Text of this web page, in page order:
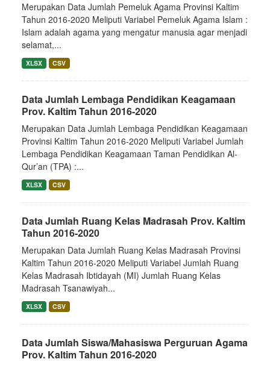
Merupakan Data Jumlah Pemeluk Agama Provinsi Kaltim
Tahun 2016-2020 Meliputi Variabel Pemeluk Agama Islam :
Islam adalah agama yang mengatur manusia agar menjadi
selamat,...
XLSX CSV
Data Jumlah Lembaga Pendidikan Keagamaan
Prov. Kaltim Tahun 2016-2020
Merupakan Data Jumlah Lembaga Pendidikan Keagamaan
Provinsi Kaltim Tahun 2016-2020 Meliputi Variabel Jumlah
Lembaga Pendidikan Keagamaan Taman Pendidikan Al-
Qur’an (TPA) :...
XLSX CSV
Data Jumlah Ruang Kelas Madrasah Prov. Kaltim
Tahun 2016-2020
Merupakan Data Jumlah Ruang Kelas Madrasah Provinsi
Kaltim Tahun 2016-2020 Meliputi Variabel Jumlah Ruang
Kelas Madrasah Ibtidayah (MI) Jumlah Ruang Kelas
Madrasah Tsanawiyah...
XLSX CSV
Data Jumlah Siswa/Mahasiswa Perguruan Agama
Prov. Kaltim Tahun 2016-2020